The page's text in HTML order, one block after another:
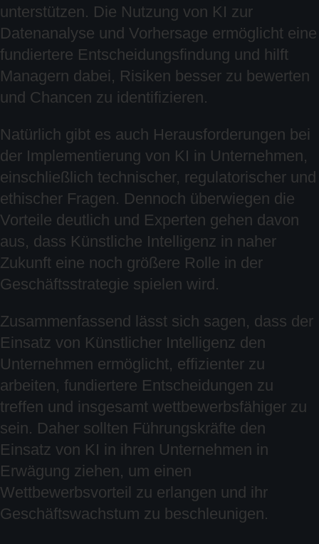
unterstützen. Die Nutzung von KI zur
Datenanalyse und Vorhersage ermöglicht eine
fundiertere Entscheidungsfindung und hilft
Managern dabei, Risiken besser zu bewerten
und Chancen zu identifizieren.
Natürlich gibt es auch Herausforderungen bei
der Implementierung von KI in Unternehmen,
einschließlich technischer, regulatorischer und
ethischer Fragen. Dennoch überwiegen die
Vorteile deutlich und Experten gehen davon
aus, dass Künstliche Intelligenz in naher
Zukunft eine noch größere Rolle in der
Geschäftsstrategie spielen wird.
Zusammenfassend lässt sich sagen, dass der
Einsatz von Künstlicher Intelligenz den
Unternehmen ermöglicht, effizienter zu
arbeiten, fundiertere Entscheidungen zu
treffen und insgesamt wettbewerbsfähiger zu
sein. Daher sollten Führungskräfte den
Einsatz von KI in ihren Unternehmen in
Erwägung ziehen, um einen
Wettbewerbsvorteil zu erlangen und ihr
Geschäftswachstum zu beschleunigen.